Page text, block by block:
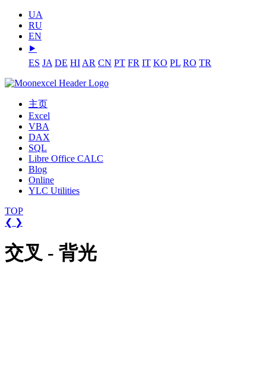
UA
RU
EN
⯈
ES JA DE HI AR CN PT FR IT KO PL RO TR
主页
Excel
VBA
DAX
SQL
Libre Office CALC
Blog
Online
YLC Utilities
TOP
❮ ❯
交叉 - 背光